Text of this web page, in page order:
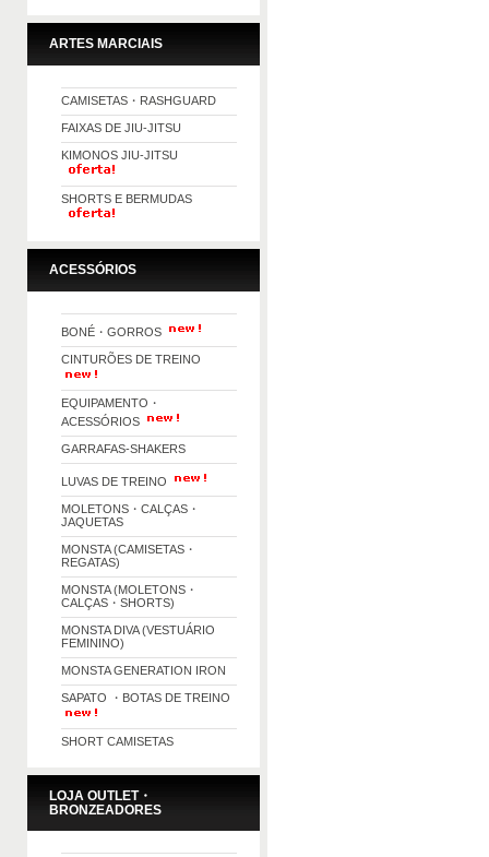
ARTES MARCIAIS
CAMISETAS・RASHGUARD
FAIXAS DE JIU-JITSU
KIMONOS JIU-JITSU
SHORTS E BERMUDAS
ACESSÓRIOS
BONÉ・GORROS
CINTURÕES DE TREINO
EQUIPAMENTO・
ACESSÓRIOS
GARRAFAS-SHAKERS
LUVAS DE TREINO
MOLETONS・CALÇAS・
JAQUETAS
MONSTA (CAMISETAS・
REGATAS)
MONSTA (MOLETONS・
CALÇAS・SHORTS)
MONSTA DIVA (VESTUÁRIO
FEMININO)
MONSTA GENERATION IRON
SAPATO ・BOTAS DE TREINO
SHORT CAMISETAS
LOJA OUTLET・
BRONZEADORES